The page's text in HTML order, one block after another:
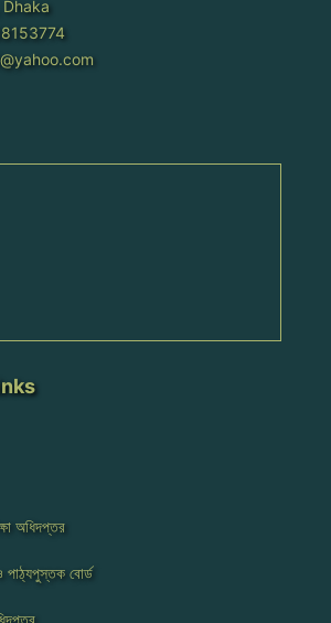
অধিদপ্তর
পাঠ্যপুস্তক বোর্ড